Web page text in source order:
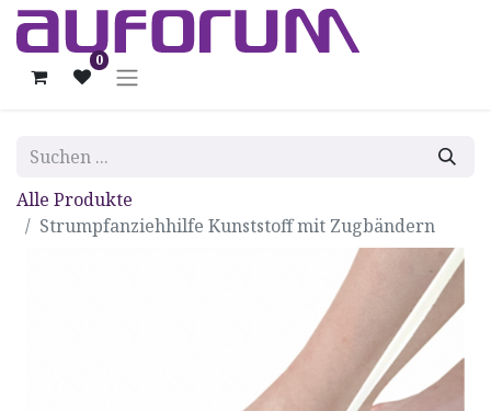
0
Alle Produkte
Strumpfanziehhilfe Kunststoff mit Zugbändern